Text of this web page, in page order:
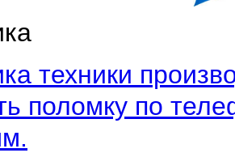
техники
поломку по